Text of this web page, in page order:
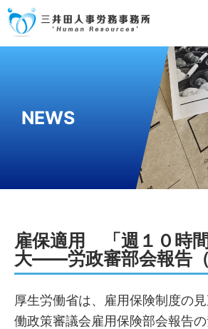
NEWS
雇保適用 「週１０時
大――労政審部会報告（
厚生労働省は、雇用保険制度の
働政策審議会雇用保険部会報告